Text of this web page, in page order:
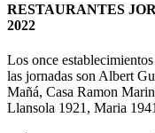
RESTAURANTES
2022
Los once
las jornadas son Albert
Mañá, Casa Ramon
Llansola 1921, Maria